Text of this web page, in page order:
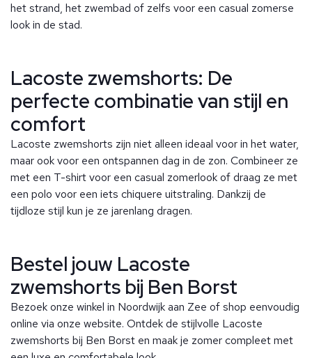
het strand, het zwembad of zelfs voor een casual zomerse
look in de stad.
Lacoste zwemshorts: De
perfecte combinatie van stijl en
comfort
Lacoste zwemshorts zijn niet alleen ideaal voor in het water,
maar ook voor een ontspannen dag in de zon. Combineer ze
met een T-shirt voor een casual zomerlook of draag ze met
een polo voor een iets chiquere uitstraling. Dankzij de
tijdloze stijl kun je ze jarenlang dragen.
Bestel jouw Lacoste
zwemshorts bij Ben Borst
Bezoek onze winkel in Noordwijk aan Zee of shop eenvoudig
online via onze website. Ontdek de stijlvolle Lacoste
zwemshorts bij Ben Borst en maak je zomer compleet met